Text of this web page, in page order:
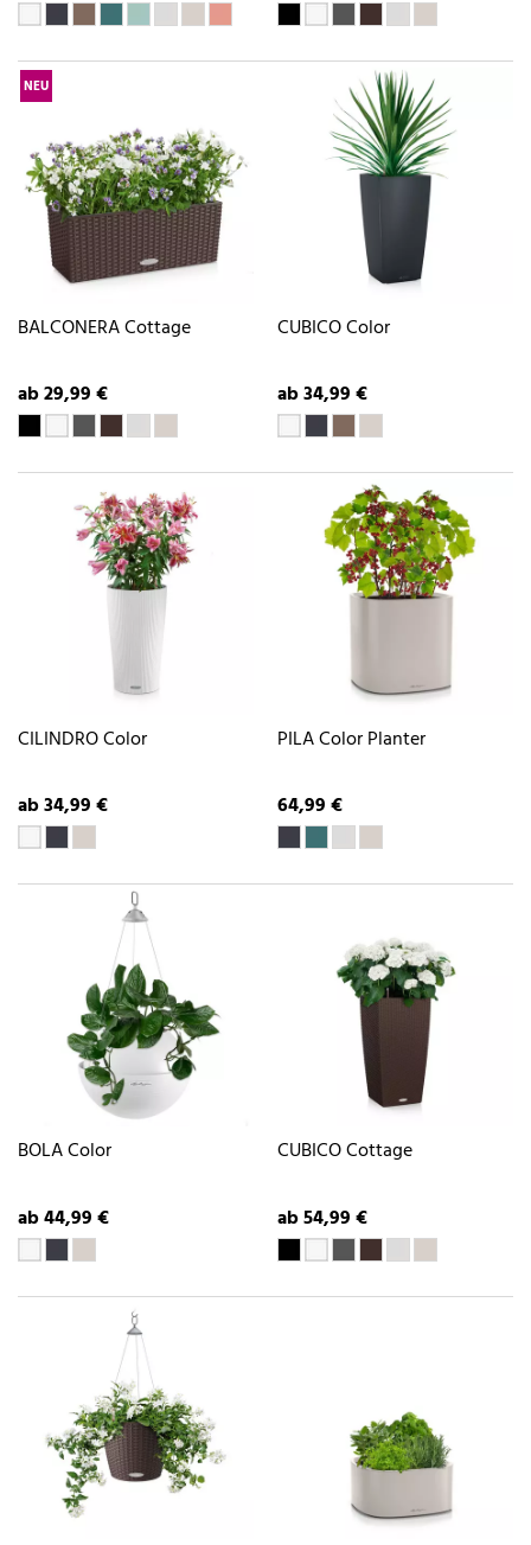
NEU
BALCONERA Cottage
ab 29,99 €
CUBICO Color
ab 34,99 €
CILINDRO Color
ab 34,99 €
PILA Color Planter
64,99 €
BOLA Color
ab 44,99 €
CUBICO Cottage
ab 54,99 €